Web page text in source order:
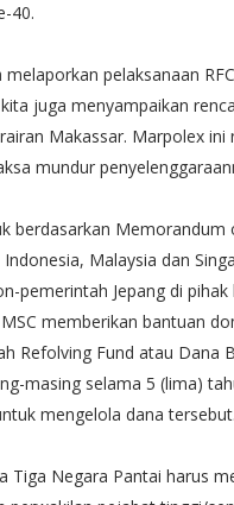
40.
pelaksanaan
juga menyampaikan
Makassar. Marpolex
mundur
berdasarkan
Malaysia dan
pemerintah Jepang di pihak
memberikan bantuan
Refolving Fund atau Dana
masing selama 5 (lima)
mengelola dana tersebut.
Tiga Negara Pantai harus